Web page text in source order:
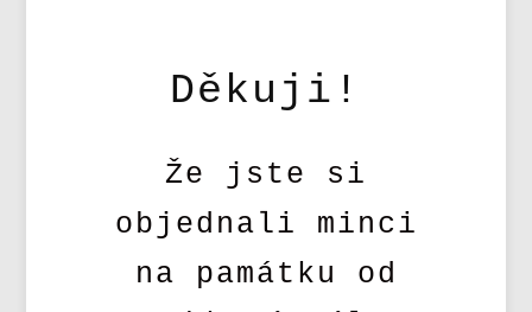
Děkuji!
Že jste si
objednali minci
na památku od